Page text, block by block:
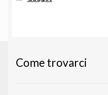
Come trovarci